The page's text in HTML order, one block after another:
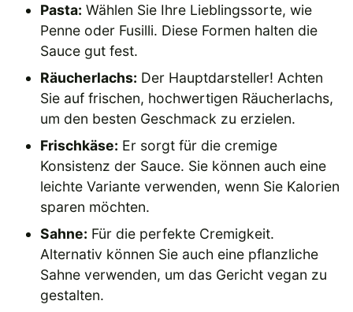
Pasta: Wählen Sie Ihre Lieblingssorte, wie
Penne oder Fusilli. Diese Formen halten die
Sauce gut fest.
Räucherlachs: Der Hauptdarsteller! Achten
Sie auf frischen, hochwertigen Räucherlachs,
um den besten Geschmack zu erzielen.
Frischkäse: Er sorgt für die cremige
Konsistenz der Sauce. Sie können auch eine
leichte Variante verwenden, wenn Sie Kalorien
sparen möchten.
Sahne: Für die perfekte Cremigkeit.
Alternativ können Sie auch eine pflanzliche
Sahne verwenden, um das Gericht vegan zu
gestalten.